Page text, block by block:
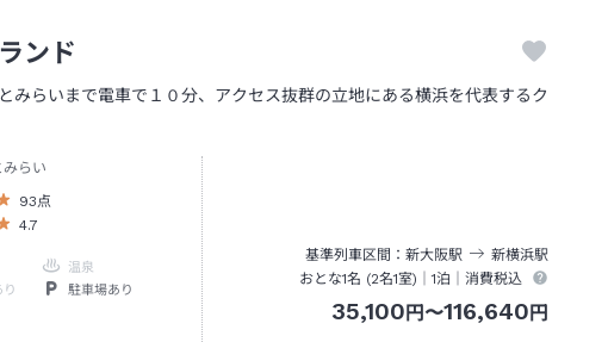
ンド
みらいまで電車で１０分、アクセス抜群の立地にある横浜を代表するク
らい
93 点
4.7
温泉
駐車場あり
基準列車区間 新大阪駅 新横浜駅
おとな1名 (2名1室)｜1泊 ｜消費税込
35,100 円 〜116,640 円